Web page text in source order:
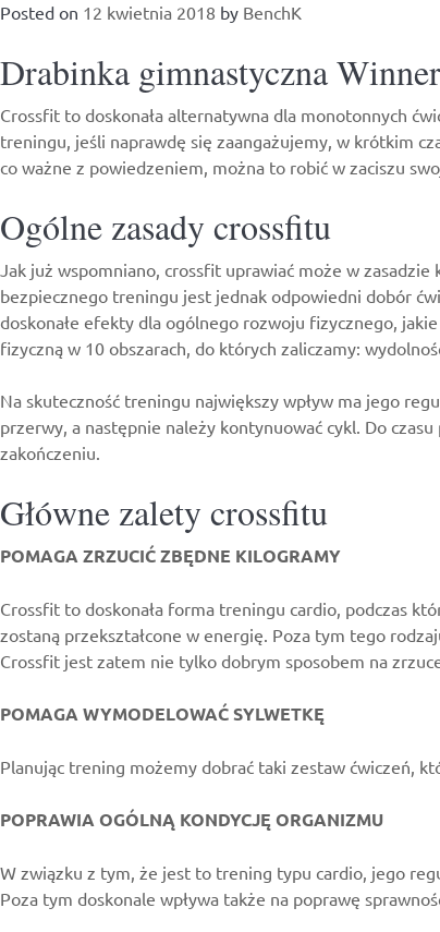
na
Posted on 12 kwietnia 2018 by BenchK
Drabinka gimnastyczna
Crossfit to doskonała alternatywna dla monotonnych
treningu, jeśli naprawdę się zaangażujemy, w krótkim
co ważne z powiedzeniem, można to robić w zaciszu
Ogólne zasady crossfitu
Jak już wspomniano, crossfit uprawiać może w
bezpiecznego treningu jest jednak odpowiedni dobór
doskonałe efekty dla ogólnego rozwoju fizycznego,
fizyczną w 10 obszarach, do których zaliczamy:
Na skuteczność treningu największy wpływ ma jego
przerwy, a następnie należy kontynuować cykl. Do
zakończeniu.
Główne zalety crossfitu
POMAGA ZRZUCIĆ ZBĘDNE KILOGRAMY
Crossfit to doskonała forma treningu cardio, podczas
zostaną przekształcone w energię. Poza tym tego
Crossfit jest zatem nie tylko dobrym sposobem na
POMAGA WYMODELOWAĆ SYLWETKĘ
Planując trening możemy dobrać taki zestaw ćwiczeń,
POPRAWIA OGÓLNĄ KONDYCJĘ ORGANIZMU
W związku z tym, że jest to trening typu cardio, jego
Poza tym doskonale wpływa także na poprawę